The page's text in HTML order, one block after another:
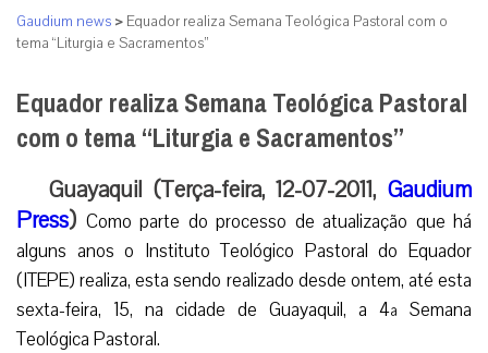
Gaudium news > Equador realiza Semana Teológica Pastoral com o
tema “Liturgia e Sacramentos”
Equador realiza Semana Teológica Pastoral
com o tema “Liturgia e Sacramentos”
Guayaquil (Terça-feira, 12-07-2011, Gaudium
Press) Como parte do processo de atualização que há
alguns anos o Instituto Teológico Pastoral do Equador
(ITEPE) realiza, esta sendo realizado desde ontem, até esta
sexta-feira, 15, na cidade de Guayaquil, a 4ª Semana
Teológica Pastoral.